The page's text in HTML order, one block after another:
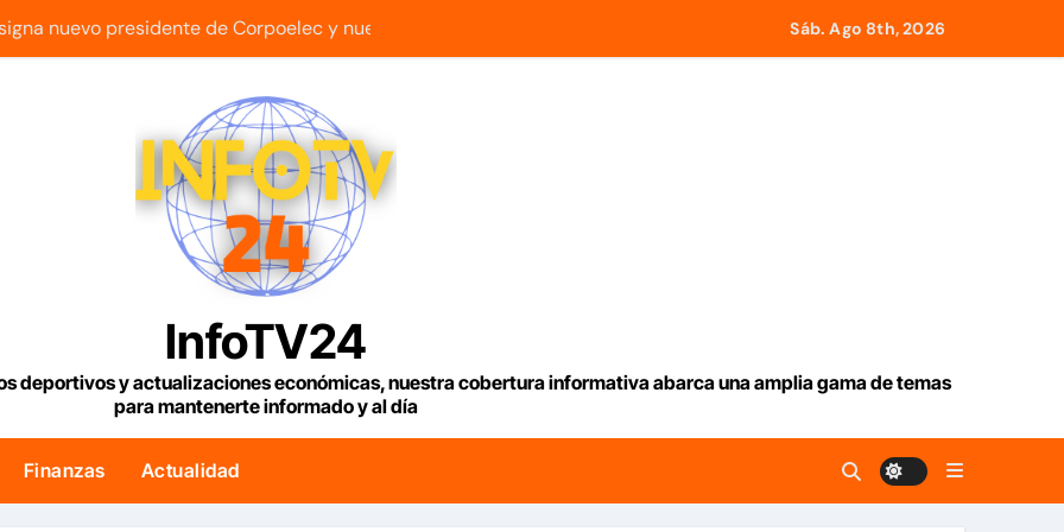
nuevo presidente de Corpoelec y nuevo viceministro de Servicios Eléctricos
ninguna transición sino una ocupación a la fuerza
Gas de Manatee de Compañía Nacional de Gas de Trinidad y Tobago
2 outs en la 9na y superan 3-2 a Bravos en 10 innings tras larga lluvia
con armas de alta precisión contra la industria militar en Kiev
fin a la causa contra la exjuex Afiuni
en Venezuela entre el gobierno y la oposición
Sáb. Ago 8th, 2026
InfoTV24
deportivos y actualizaciones económicas, nuestra cobertura informativa abarca una amplia gama de temas
para mantenerte informado y al día
Finanzas Actualidad